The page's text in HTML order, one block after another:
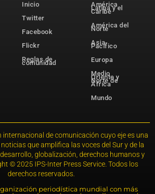
Inicio
Twitter
Facebook
Flickr
Reglas de
comunidad
América
Latina y el
Caribe
América del
Norte
Asia-
Pacífico
Europa
Medio
Oriente y
Norte de
África
Mundo
internacional de comunicación cuyo eje es una
que amplifica las voces del Sur y de la
globalización, derechos humanos y
© 2025 IPS-Inter Press Service. Todos los
derechos reservados.
periodística mundial con más